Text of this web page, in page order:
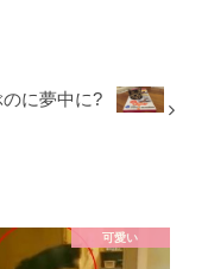
に夢中に?
可愛い